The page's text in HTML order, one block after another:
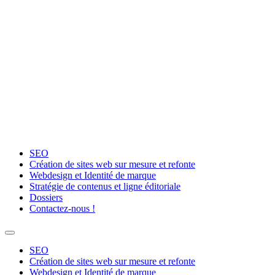
SEO
Création de sites web sur mesure et refonte
Webdesign et Identité de marque
Stratégie de contenus et ligne éditoriale
Dossiers
Contactez-nous !
SEO
Création de sites web sur mesure et refonte
Webdesign et Identité de marque